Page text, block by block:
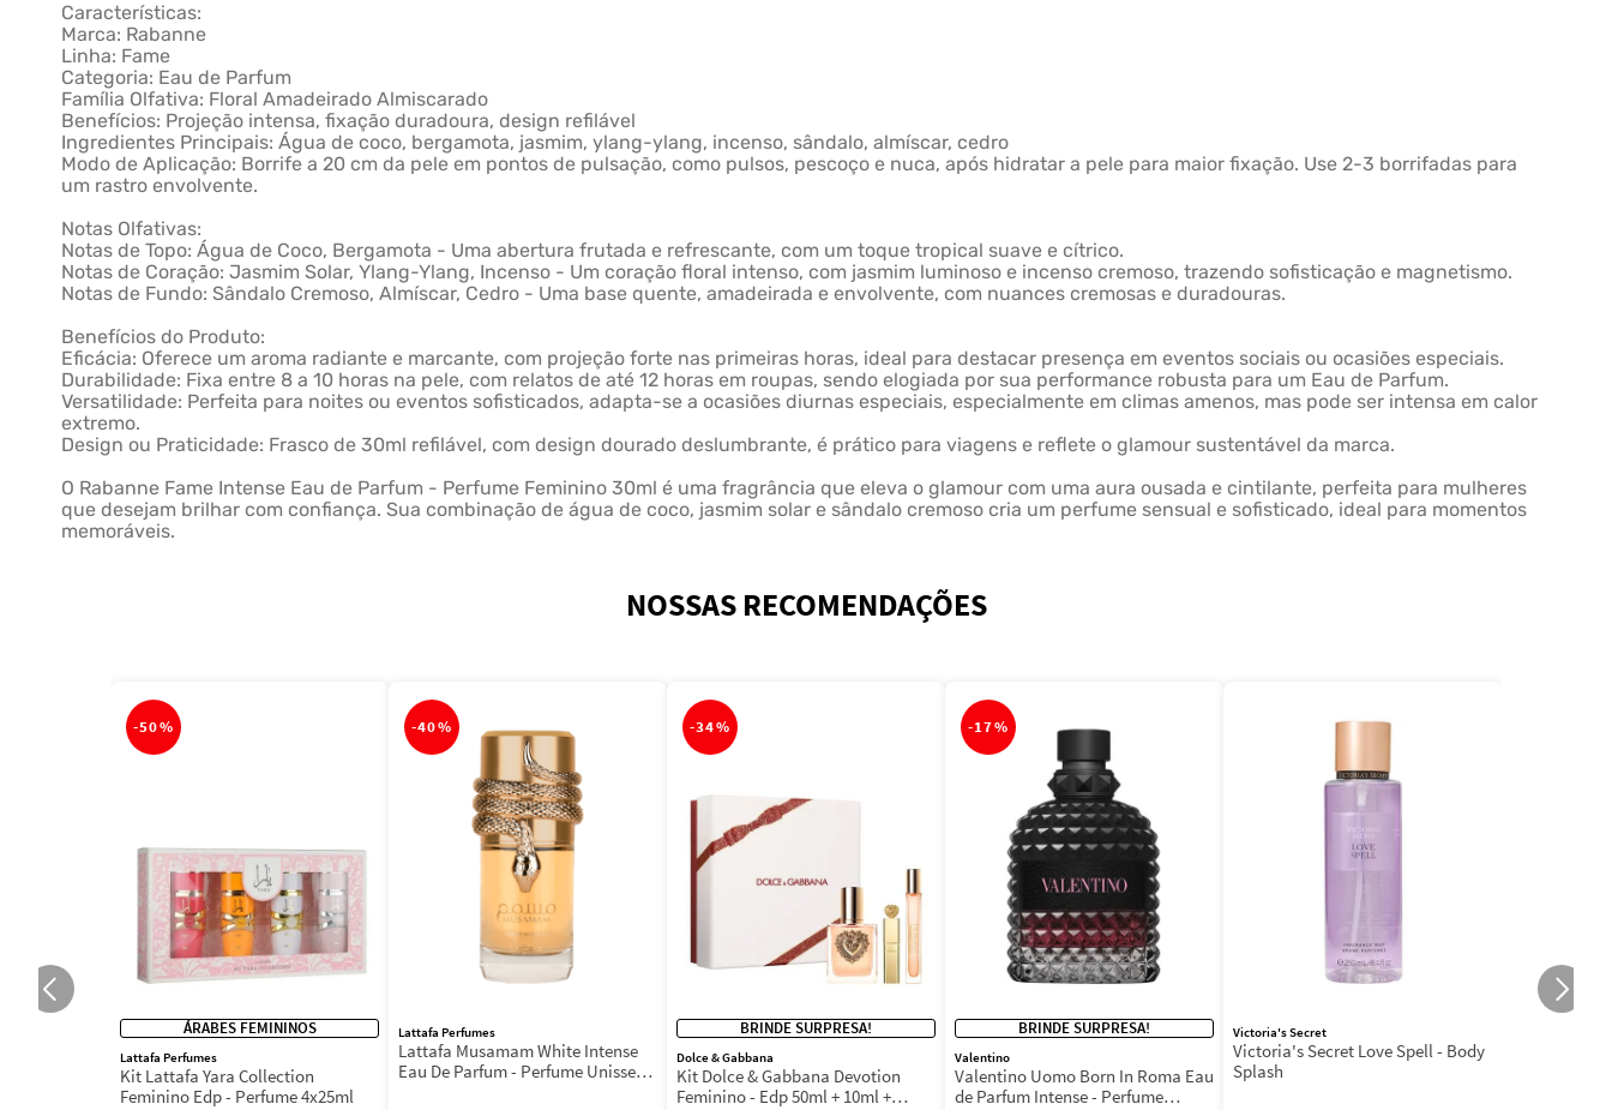
Características:
Marca: Rabanne
Linha: Fame
Categoria: Eau de Parfum
Família Olfativa: Floral Amadeirado Almiscarado
Benefícios: Projeção intensa, fixação duradoura, design refilável
Ingredientes Principais: Água de coco, bergamota, jasmim, ylang-ylang, incenso, sândalo, almíscar, cedro
Modo de Aplicação: Borrife a 20 cm da pele em pontos de pulsação, como pulsos, pescoço e nuca, após hidratar a pele para maior fixação. Use 2-3 borrifadas para
um rastro envolvente.
Notas Olfativas:
Notas de Topo: Água de Coco, Bergamota - Uma abertura frutada e refrescante, com um toque tropical suave e cítrico.
Notas de Coração: Jasmim Solar, Ylang-Ylang, Incenso - Um coração floral intenso, com jasmim luminoso e incenso cremoso, trazendo sofisticação e magnetismo.
Notas de Fundo: Sândalo Cremoso, Almíscar, Cedro - Uma base quente, amadeirada e envolvente, com nuances cremosas e duradouras.
Benefícios do Produto:
Eficácia: Oferece um aroma radiante e marcante, com projeção forte nas primeiras horas, ideal para destacar presença em eventos sociais ou ocasiões especiais.
Durabilidade: Fixa entre 8 a 10 horas na pele, com relatos de até 12 horas em roupas, sendo elogiada por sua performance robusta para um Eau de Parfum.
Versatilidade: Perfeita para noites ou eventos sofisticados, adapta-se a ocasiões diurnas especiais, especialmente em climas amenos, mas pode ser intensa em calor
extremo.
Design ou Praticidade: Frasco de 30ml refilável, com design dourado deslumbrante, é prático para viagens e reflete o glamour sustentável da marca.
O Rabanne Fame Intense Eau de Parfum - Perfume Feminino 30ml é uma fragrância que eleva o glamour com uma aura ousada e cintilante, perfeita para mulheres
que desejam brilhar com confiança. Sua combinação de água de coco, jasmim solar e sândalo cremoso cria um perfume sensual e sofisticado, ideal para momentos
memoráveis.
NOSSAS RECOMENDAÇÕES
-50%
ÁRABES FEMININOS
Lattafa Perfumes
Kit Lattafa Yara Collection
Feminino Edp - Perfume 4x25ml
-40%
Lattafa Perfumes
Lattafa Musamam White Intense
Eau De Parfum - Perfume Unissex
-34%
BRINDE SURPRESA!
Dolce & Gabbana
Kit Dolce & Gabbana Devotion
Feminino - Edp 50ml + 10ml +
-17%
BRINDE SURPRESA!
Valentino
Valentino Uomo Born In Roma Eau
de Parfum Intense - Perfume
Victoria's Secret
Victoria's Secret Love Spell - Body
Splash